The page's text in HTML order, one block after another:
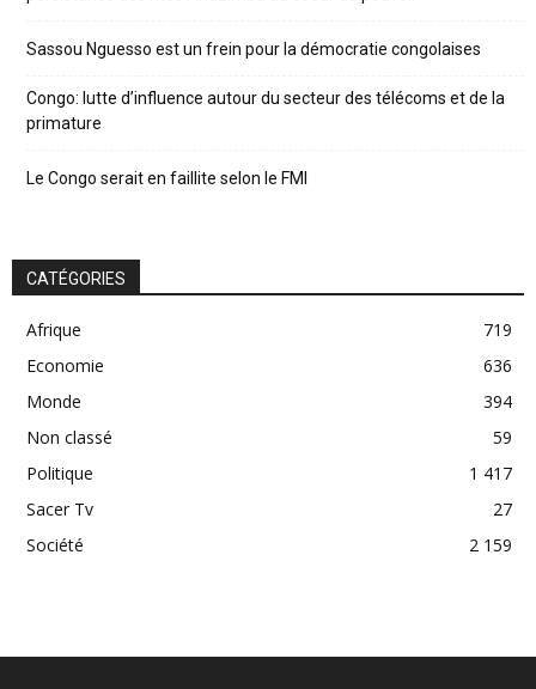
Sassou Nguesso est un frein pour la démocratie congolaises
Congo: lutte d’influence autour du secteur des télécoms et de la
primature
Le Congo serait en faillite selon le FMI
CATÉGORIES
Afrique
719
Economie
636
Monde
394
Non classé
59
Politique
1 417
Sacer Tv
27
Société
2 159